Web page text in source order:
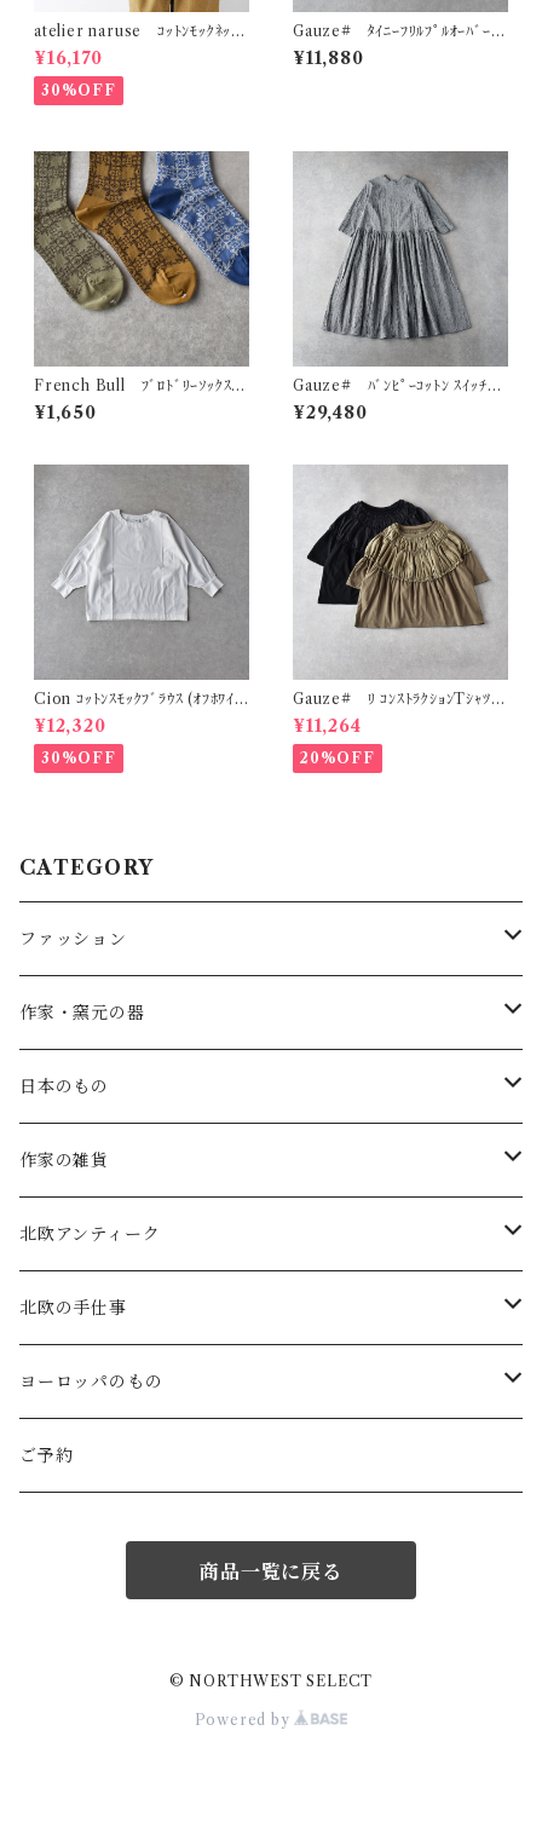
atelier naruse ｺｯﾄﾝﾓｯｸﾈｯｸ
ﾌﾞﾗｳｽ ～ｽﾄﾗｲﾌﾟ～ (ﾌﾞﾙｰｽﾄﾗｲ
ﾌﾟ) F02089＿B
¥16,170
30%OFF
Gauze# ﾀｲﾆｰﾌﾘﾙﾌﾟﾙｵｰﾊﾞｰ
(ｸﾞﾚｰｼﾞｭ) G1196
¥11,880
French Bull ﾌﾞﾛﾄﾞﾘｰｿｯｸｽ
11-26254
¥1,650
Gauze# ﾊﾞﾝﾋﾟｰｺｯﾄﾝ ｽｲｯﾁﾝ
ｸﾞｷﾞｬｻﾞｰﾜﾝﾋﾟｰｽ (ﾎﾜｲﾄ×ﾌﾞﾗｯｸ)
G1194
¥29,480
Cion ｺｯﾄﾝｽﾓｯｸﾌﾞﾗｳｽ (ｵﾌﾎﾜｲﾄ)
19-14231
¥12,320
30%OFF
Gauze# ﾘ ｺﾝｽﾄﾗｸｼｮﾝTｼｬﾂ
G1193
¥11,264
20%OFF
CATEGORY
ファッション
SALE
atelier naruse
atelier naruse (ﾌｫｰﾏﾙ)
MAGALI
Gauze#
ROBE de PEAU
LABORATORY
Atelier d'antan (ｳｪｱ)
Atelier d'antan (ｱｸｾｻﾘｰ)
作家・窯元の器
矢島操(器)
小鹿田焼の器
中川紀夫(器)
斉藤幸代（器）
icura(木工）
でく工房(ガラス)
日本のもの
コーヒーの道具
鳥越の竹細工(岩手)
わら細工たくぼ(宮崎)
南部鉄器(岩手)
佐渡の釜敷(新潟)
ガラスの保存瓶
工房アイザワ(新潟)
作家の雑貨
habotan
幸生窯
kitona(木製ﾌﾞﾛｰﾁ)
edge(革ﾌﾞﾛｰﾁ)
ninon(白樺ﾌﾞﾛｰﾁ)
北欧アンティーク
ARABIA・iittala
グラスウェア
Kronjyden/B&G
Rorstrand・Gefle
北欧の手仕事
白樺の雑貨
白樺のオーナメント
ラトビアの民芸品
ヨーロッパのもの
スウェーデン
Coltello (ｶﾄﾗﾘｰ)
Bjorklund (ｹｰｷｻｰﾊﾞｰ)
Creamore Mill (木製品)
ご予約
商品一覧に戻る
© NORTHWEST SELECT
Powered by